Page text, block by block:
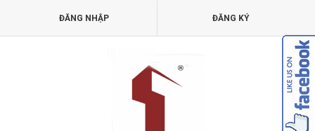
ĐĂNG NHẬP ĐĂNG KÝ